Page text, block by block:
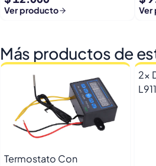
Ver producto Ver
Más productos de
Termostato Con
2x